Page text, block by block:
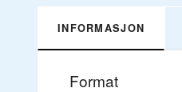
INFORMASJON
Format